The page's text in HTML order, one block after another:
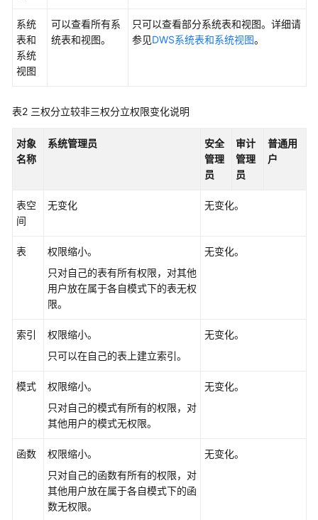
发
前
必
读
开
发
计
议
创
和
管
理
系统
表和
系统
视图
可以查看所有系
统表和视图。
只可以查看部分系统表和视图。详细请
参见DWS系统表和系统视图。
表2 三权分立较非三权分立权限变化说明
对象
名称
系统管理员
安全
管理
员
审计
管理
员
普通用
户
表空
间
无变化 无变化。
表
权限缩小。
只对自己的表有所有权限，对其他
用户放在属于各自模式下的表无权
限。
无变化。
索引
权限缩小。
只可以在自己的表上建立索引。
无变化。
模式
权限缩小。
只对自己的模式有所有的权限，对
其他用户的模式无权限。
无变化。
函数
权限缩小。
只对自己的函数有所有的权限，对
其他用户放在属于各自模式下的函
数无权限。
无变化。